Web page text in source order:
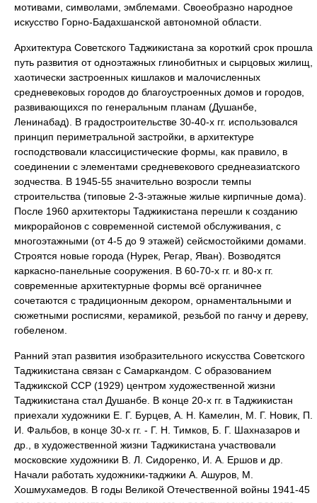
мотивами, символами, эмблемами. Своеобразно народное
искусство Горно-Бадахшанской автономной области.
Архитектура Советского Таджикистана за короткий срок прошла
путь развития от одноэтажных глинобитных и сырцовых жилищ,
хаотически застроенных кишлаков и малочисленных
средневековых городов до благоустроенных домов и городов,
развивающихся по генеральным планам (Душанбе,
Ленинабад). В градостроительстве 30-40-х гг. использовался
принцип периметральной застройки, в архитектуре
господствовали классицистические формы, как правило, в
соединении с элементами средневекового среднеазиатского
зодчества. В 1945-55 значительно возросли темпы
строительства (типовые 2-3-этажные жилые кирпичные дома).
После 1960 архитекторы Таджикистана перешли к созданию
микрорайонов с современной системой обслуживания, с
многоэтажными (от 4-5 до 9 этажей) сейсмостойкими домами.
Строятся новые города (Нурек, Регар, Яван). Возводятся
каркасно-панельные сооружения. В 60-70-х гг. и 80-х гг.
современные архитектурные формы всё органичнее
сочетаются с традиционным декором, орнаментальными и
сюжетными росписями, керамикой, резьбой по ганчу и дереву,
гобеленом.
Ранний этап развития изобразительного искусства Советского
Таджикистана связан с Самаркандом. С образованием
Таджикской ССР (1929) центром художественной жизни
Таджикистана стал Душанбе. В конце 20-х гг. в Таджикистан
приехали художники Е. Г. Бурцев, А. Н. Камелин, М. Г. Новик, П.
И. Фальбов, в конце 30-х гг. - Г. Н. Тимков, Б. Г. Шахназаров и
др., в художественной жизни Таджикистана участвовали
московские художники В. Л. Сидоренко, И. А. Ершов и др.
Начали работать художники-таджики А. Ашуров, М.
Хошмухамедов. В годы Великой Отечественной войны 1941-45